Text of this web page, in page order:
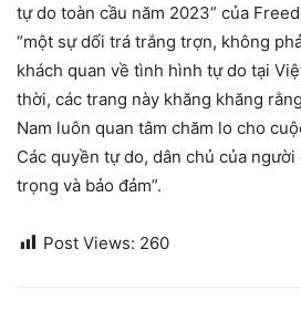
tự do toàn cầu năm 2023” của
“một sự dối trá trắng trợn, không
khách quan về tình hình tự do tại
thời, các trang này khăng khăng
Nam luôn quan tâm chăm lo cho
Các quyền tự do, dân chủ của
trọng và bảo đảm”.
Post Views: 260